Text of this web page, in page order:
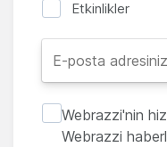
Etkinlikler
Webrazzi'nin
Webrazzi